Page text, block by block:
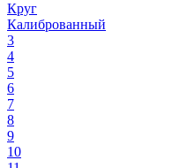
Круг
Калиброванный
3
4
5
6
7
8
9
10